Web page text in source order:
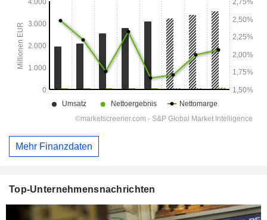
Mehr Finanzdaten
Top-Unternehmensnachrichten